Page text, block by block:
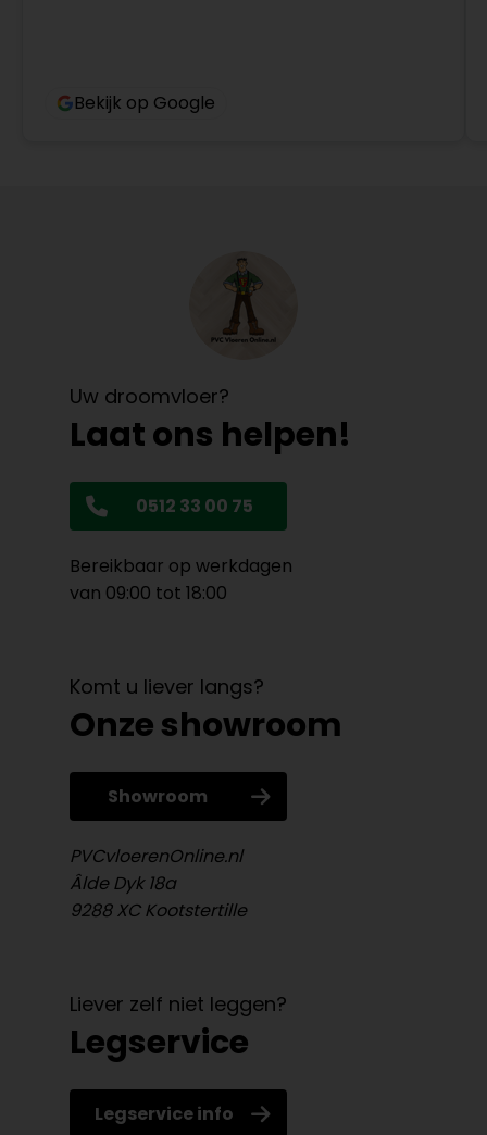
Bekijk op Google
Uw droomvloer?
Laat ons helpen!
0512 33 00 75
Bereikbaar op werkdagen
van 09:00 tot 18:00
Komt u liever langs?
Onze showroom
Showroom
PVCvloerenOnline.nl
Âlde Dyk 18a
9288 XC Kootstertille
Liever zelf niet leggen?
Legservice
Legservice info